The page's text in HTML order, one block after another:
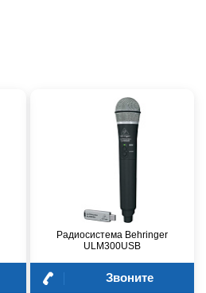
Радиосистема Behringer
ULM300USB
Звоните